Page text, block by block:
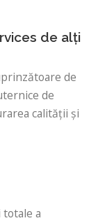
de alți
de
de
calității și
totale a